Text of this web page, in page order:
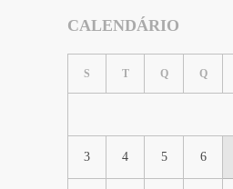
CALENDÁRIO
S T Q Q
3 4 5 6